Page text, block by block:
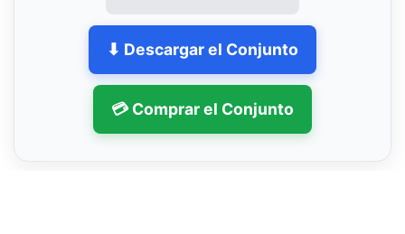
⬇ Descargar el Conjunto
💳 Comprar el Conjunto